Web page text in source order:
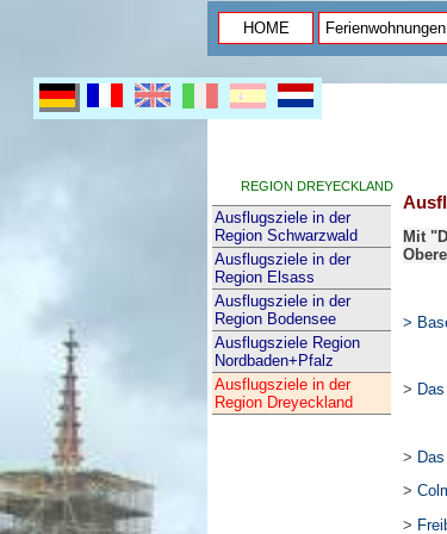
HOME
REGION DREYECKLAND
Ausflugsziele in der
Region Schwarzwald
Ausflugsziele in der
Region Elsass
Ausflugsziele in der
Region Bodensee
Ausflugsziele Region
Nordbaden+Pfalz
Ausflugsziele in der
Region Dreyeckland
Mit
>
>
>
>
>